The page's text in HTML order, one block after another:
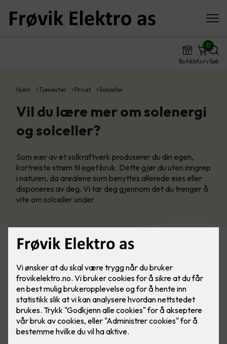
ButikkKurv
0
Søk
Hjem Tjenester Privat Solceller
Vil du lære mer om solenergi
og solceller?
Som eier av et solkraftverk produserer du din egen,
kortreiste strøm til eget bruk. Dette gjør du uten inngrep
i naturen, da arealene som benyttes allerede eies eller
disponeres av deg. Vi tar deg gjennom det du trenger å
vite om solceller under.
Solcellekalkulator
Beregn pris for solceller til bolig, fritidsbolig og
mindre næringsbygg.
Solcellestøtte fra Enova